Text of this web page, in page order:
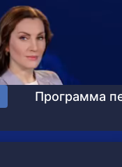
Программа